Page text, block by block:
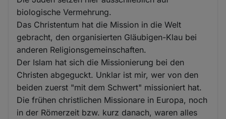
biologische Vermehrung.
Das Christentum hat die Mission in die Welt
gebracht, den organisierten Gläubigen-Klau bei
anderen Religionsgemeinschaften.
Der Islam hat sich die Missionierung bei den
Christen abgeguckt. Unklar ist mir, wer von den
beiden zuerst "mit dem Schwert" missioniert hat.
Die frühen christlichen Missionare in Europa, noch
in der Römerzeit bzw. kurz danach, waren alles